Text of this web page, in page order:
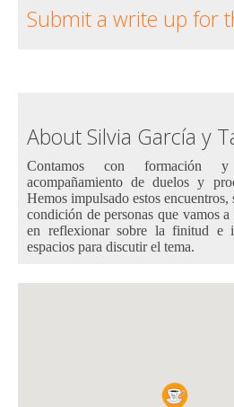
Submit a write up for
About Silvia García y
Contamos con formación
acompañamiento de duelos y
Hemos impulsado estos encuentros,
condición de personas que vamos
en reflexionar sobre la finitud e
espacios para discutir el tema.